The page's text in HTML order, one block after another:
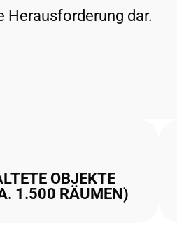
Herausforderung dar.
OBJEKTE
1.500 RÄUMEN)